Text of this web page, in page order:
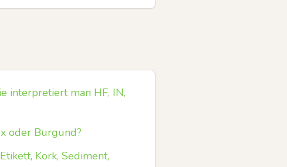
interpretiert man HF, IN,
oder Burgund?
Kork, Sediment,